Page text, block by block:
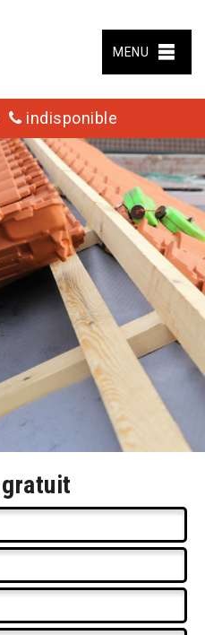
MENU
indisponible